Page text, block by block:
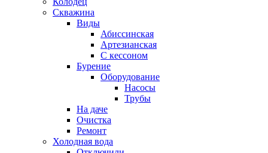
Скважина
Виды
Абиссинская
Артезианская
С кессоном
Бурение
Оборудование
Насосы
Трубы
На даче
Очистка
Ремонт
Холодная вода